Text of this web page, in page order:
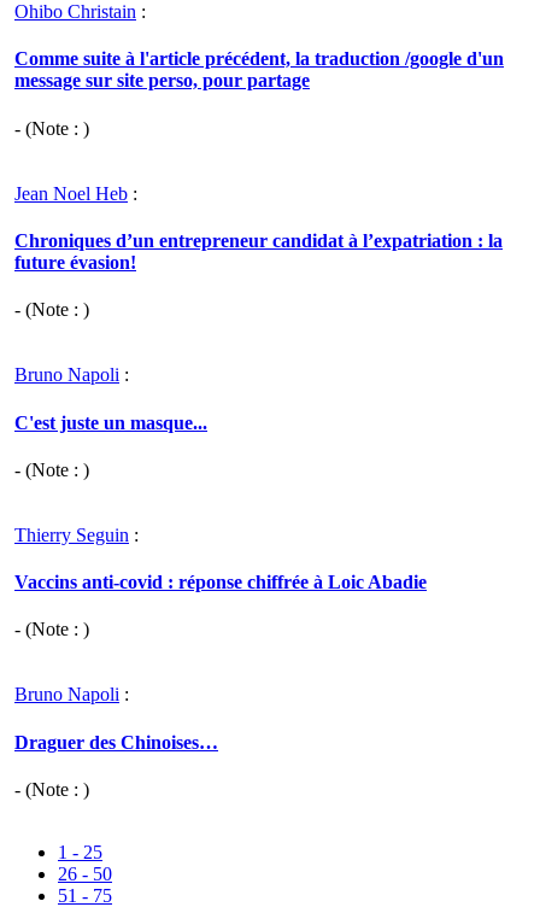
Ohibo Christain :
Comme suite à l'article précédent, la traduction /google d'un
message sur site perso, pour partage
- (Note : )
Jean Noel Heb :
Chroniques d’un entrepreneur candidat à l’expatriation : la
future évasion!
- (Note : )
Bruno Napoli :
C'est juste un masque...
- (Note : )
Thierry Seguin :
Vaccins anti-covid : réponse chiffrée à Loic Abadie
- (Note : )
Bruno Napoli :
Draguer des Chinoises…
- (Note : )
1 - 25
26 - 50
51 - 75